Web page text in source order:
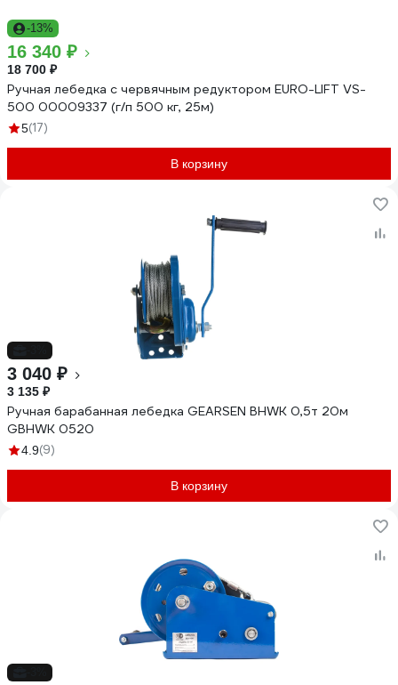
-13%
16 340 ₽
18 700 ₽
Ручная лебедка с червячным редуктором EURO-LIFT VS-
500 00009337 (г/п 500 кг, 25м)
5(17)
В корзину
3 040 ₽
3 135 ₽
Ручная барабанная лебедка GEARSEN BHWK 0,5т 20м
GBHWK 0520
4.9(9)
В корзину